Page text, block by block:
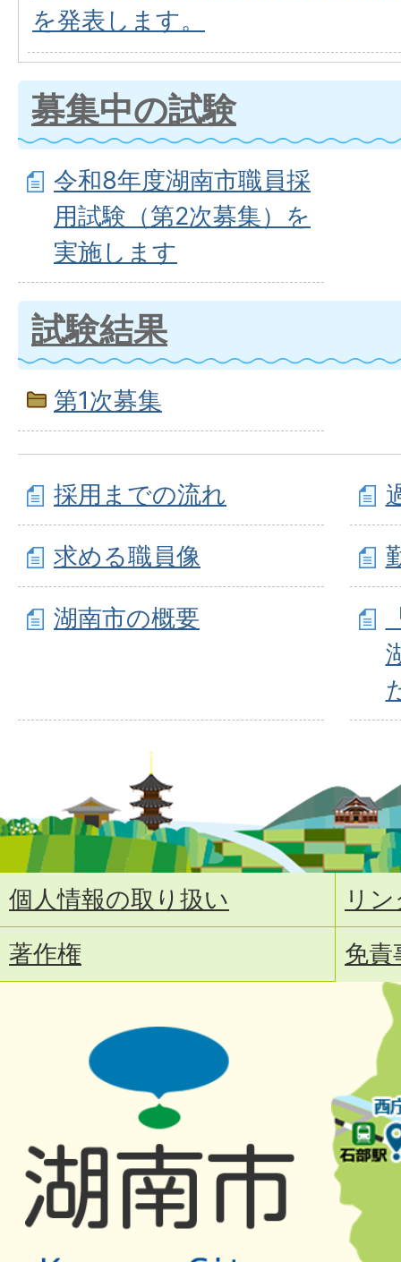
を発表します。
募集中の試験
令和8年度湖南市職員採
用試験（第2次募集）を
実施します
試験結果
第1次募集
採用までの流れ
求める職員像
湖南市の概要
個人情報の取り扱い
リ
著作権
免責